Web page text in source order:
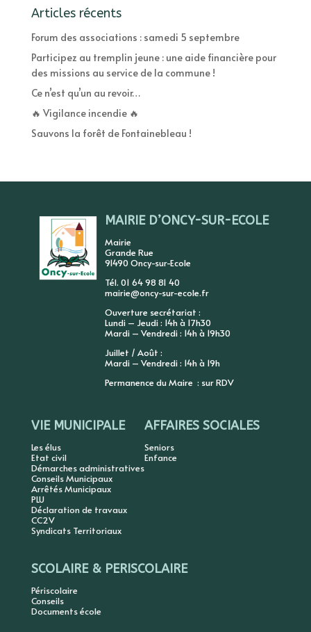
Articles récents
Forum des associations : samedi 5 septembre
Participez au tremplin jeune : une aide financière pour
des missions au service de la commune !
Ce n’est qu’un au revoir…
🔥 Vigilance incendie 🔥
Sauvons la forêt de Fontainebleau !
MAIRIE D’ONCY-SUR-ECOLE
Mairie
Grande Rue
91490 Oncy-sur-Ecole
Tél. 01 64 98 81 40
mairie@oncy-sur-ecole.fr
Ouverture secrétariat :
Lundi – Jeudi : 14h à 17h30
Mardi – Vendredi : 14h à 19h30
Juillet / Août :
Mardi – Vendredi : 14h à 19h
Permanence du Maire : sur RDV
VIE MUNICIPALE
Les élus
Etat civil
Démarches administratives
Conseils Municipaux
Arrêtés Municipaux
PLU
Déclaration de travaux
CC2V
Syndicats Territoriaux
AFFAIRES SOCIALES
Seniors
Enfance
SCOLAIRE & PERISCOLAIRE
Périscolaire
Conseils
Documents école